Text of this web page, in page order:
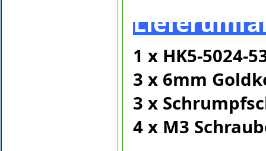
1 x HK5-5024-
3 x 6mm
3 x
4 x M3